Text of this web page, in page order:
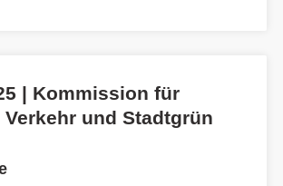
| Kommission für
Verkehr und Stadtgrün